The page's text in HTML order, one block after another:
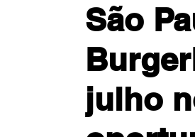
São
julho